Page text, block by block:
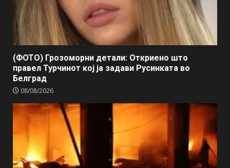
(ФОТО) Грозоморни детали: Откриено што
правел Турчинот кој ја задави Русинката во
Белград
08/08/2026